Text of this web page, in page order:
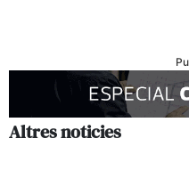
Altres noticies